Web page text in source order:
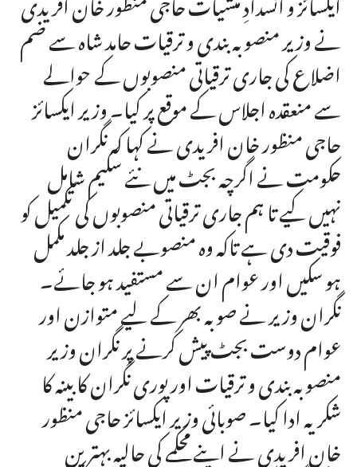
نے وزیر منصوبہ بندی و ترقیات حامد شاہ سے ضم
اضلاع کی جاری ترقیاتی منصوبوں کے حوالے
سے منعقدہ اجلاس کے موقع پر کیا۔ وزیر ایکسائز
حاجی منظور خان افریدی نے کہا کہ نگران
حکومت نے اگرچہ بجٹ میں نئے سکیم شامل
نہیں کیے تا ہم جاری ترقیاتی منصوبوں کی تکمیل کو
فوقیت دی ہے تاکہ وہ منصوبے جلد از جلد مکمل
ہو سکیں اور عوام ان سے مستفید ہو جائے۔
نگران وزیر نے صوبہ بھر کے لیے متوازن اور
عوام دوست بجٹ پیش کرنے پر نگران وزیر
منصوبہ بندی و ترقیات اور پوری نگران کابینہ کا
شکریہ ادا کیا۔ صوبائی وزیر ایکسائز حاجی منظور
خان افریدی نے اپنے محکمے کی حالیہ بہترین